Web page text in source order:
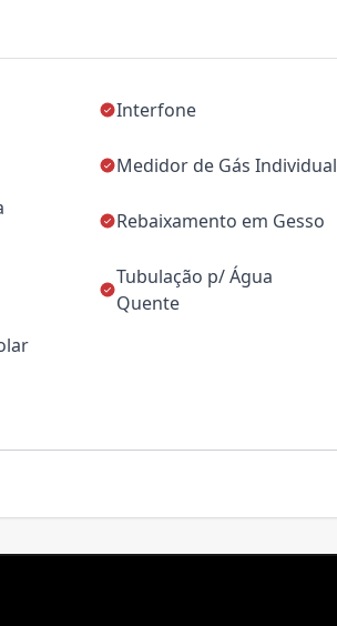
Interfone
Medidor de Gás Individual
Rebaixamento em Gesso
Tubulação p/ Água
Quente